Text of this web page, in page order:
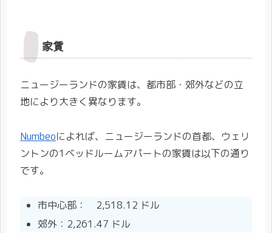
家賃
ニュージーランドの家賃は、都市部・郊外などの立
地により大きく異なります。
Numbeoによれば、ニュージーランドの首都、ウェリ
ントンの1ベッドルームアパートの家賃は以下の通り
です。
市中心部： 2,518.12 ドル
郊外：2,261.47 ドル